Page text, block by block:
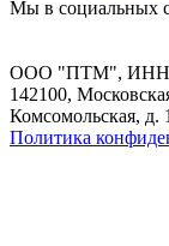
Мы в социальных
ООО "ПТМ",
142100,
Комсомольская, д.
Политика